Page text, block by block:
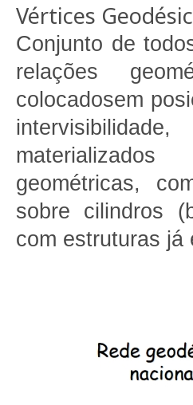
Vértices
Conjunto de
relações
colocadosem
geométricas,
sobre cilindros
com estruturas já